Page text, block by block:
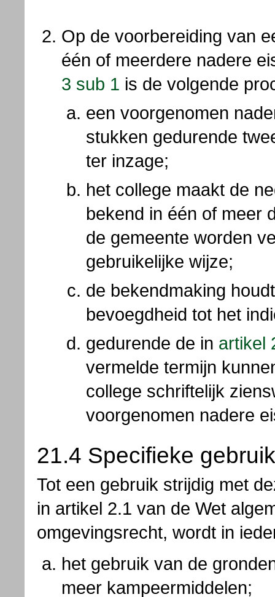
Op de voorbereiding van
één of meerdere nadere
3 sub 1 is de volgende
een voorgenomen
stukken gedurende
ter inzage;
het college maakt de
bekend in één of meer
de gemeente worden
gebruikelijke wijze;
de bekendmaking
bevoegdheid tot het
gedurende de in artikel
vermelde termijn
college schriftelijk
voorgenomen nadere
21.4 Specifieke
Tot een gebruik strijdig met
in artikel 2.1 van de Wet
omgevingsrecht, wordt in
het gebruik van de
meer kampeermiddelen;